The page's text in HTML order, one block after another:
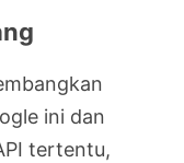
ini dan
tertentu,